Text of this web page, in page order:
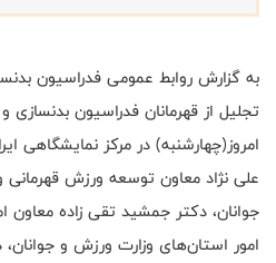
به گزارش روابط عمومی فدراسیون
تجلیل از قهرمانان فدراسیون
امروز(چهارشنبه) در مرکز نمایشگاهی
علی نژاد معاون توسعه ورزش
جوانان، دکتر جمشید تقی زاده
امور استان‌های وزارت ورزش و